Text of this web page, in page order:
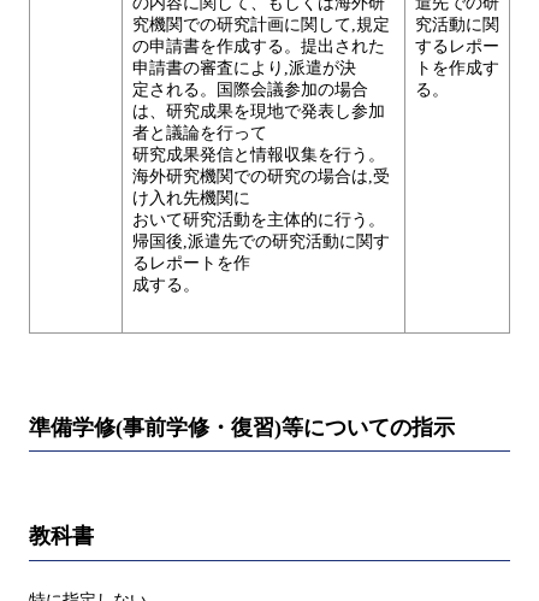
究機関での研究計画に関して,規定
の申請書を作成する。提出された
申請書の審査により,派遣が決
定される。国際会議参加の場合
は、研究成果を現地で発表し参加
者と議論を行って
研究成果発信と情報収集を行う。
海外研究機関での研究の場合は,受
け入れ先機関に
おいて研究活動を主体的に行う。
帰国後,派遣先での研究活動に関す
るレポートを作
成する。
究活動に関
するレポー
トを作成す
る。
準備学修(事前学修・復習)等についての指示
教科書